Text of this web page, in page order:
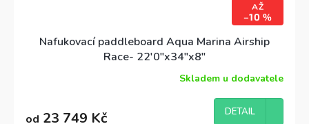
AŽ
–10 %
Nafukovací paddleboard Aqua Marina Airship
Race- 22'0"x34"x8"
je
Skladem u dodavatele
od 23 749 Kč DETAIL